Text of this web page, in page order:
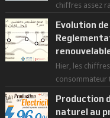
chiffres assez
Evolution
Hier, les
consommateur
Production
naturel au